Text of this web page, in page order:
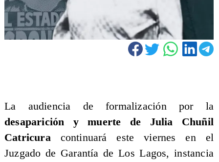
La audiencia de formalización por la
desaparición y muerte de Julia Chuñil
Catricura continuará este viernes en el
Juzgado de Garantía de Los Lagos, instancia